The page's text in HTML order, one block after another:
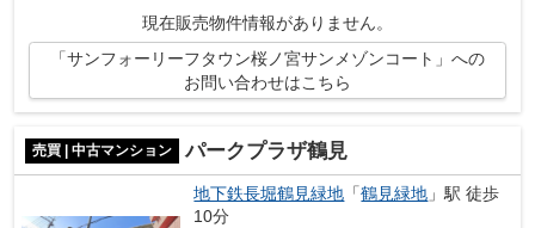
現在販売物件情報がありません。
「サンフォーリーフタウン桜ノ宮サンメゾンコート」への
お問い合わせはこちら
売買 | 中古マンション パークプラザ鶴見
地下鉄長堀鶴見緑地 「鶴見緑地 」駅 徒歩
10分